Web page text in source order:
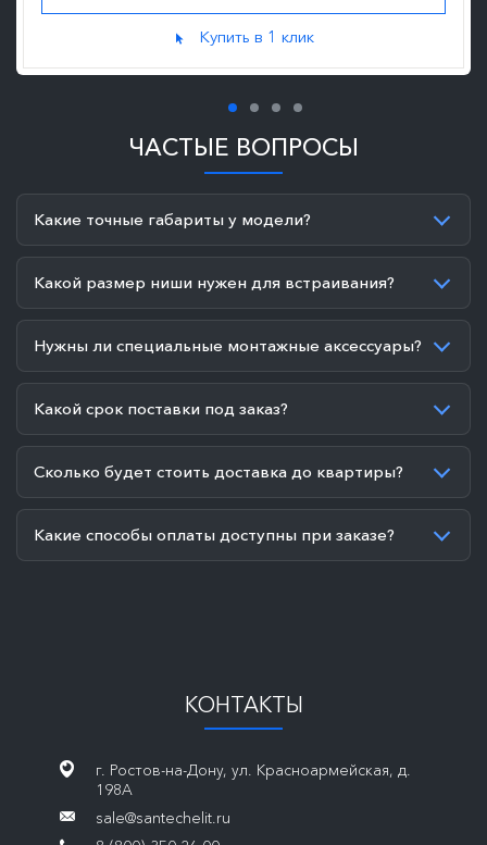
Купить в 1 клик
ЧАСТЫЕ ВОПРОСЫ
Какие точные габариты у модели?
Какой размер ниши нужен для встраивания?
Нужны ли специальные монтажные аксессуары?
Какой срок поставки под заказ?
Сколько будет стоить доставка до квартиры?
Какие способы оплаты доступны при заказе?
КОНТАКТЫ
г. Ростов-на-Дону, ул. Красноармейская, д.
198А
sale@santechelit.ru